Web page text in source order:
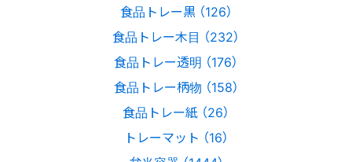
食品トレー黒 （126）
食品トレー木目 （232）
食品トレー透明 （176）
食品トレー柄物 （158）
食品トレー紙 （26）
トレーマット （16）